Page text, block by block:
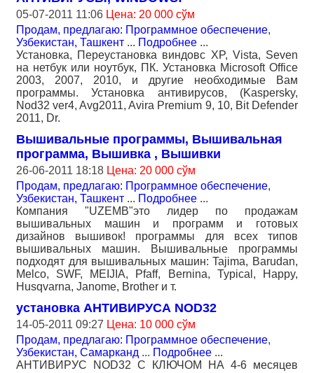
05-07-2011 11:06 Цена: 20 000 сўм
Продам, предлагаю: Программное обеспечение,
Узбекистан, Ташкент ... Подробнее ...
Установка, Переустановка виндовс XP, Vista, Seven
на нетбук или ноутбук, ПК. Установка Microsoft Office
2003, 2007, 2010, и другие необходимые Вам
программы. Установка антивирусов, (Kaspersky,
Nod32 ver4, Avg2011, Avira Premium 9, 10, Bit Defender
2011, Dr.
Вышивальные программы, Вышивальная
программа, Вышивка , Вышивки
26-06-2011 18:18 Цена: 20 000 сўм
Продам, предлагаю: Программное обеспечение,
Узбекистан, Ташкент ... Подробнее ...
Компания "UZEMB"это лидер по продажам
вышивальных машин и программ и готовых
дизайнов вышивок! программы для всех типов
вышивальных машин. Вышивальные программы
подходят для вышивальных машин: Tajima, Barudan,
Melco, SWF, MEIJIA, Pfaff, Bernina, Typical, Happy,
Husqvarna, Janome, Brother и т.
установка АНТИВИРУСА NOD32
14-05-2011 09:27 Цена: 10 000 сўм
Продам, предлагаю: Программное обеспечение,
Узбекистан, Самарканд ... Подробнее ...
АНТИВИРУС NOD32 С КЛЮЧОМ НА 4-6 месяцев